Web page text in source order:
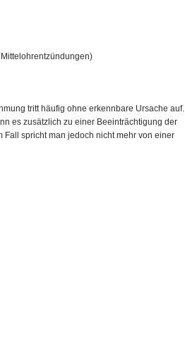
tritt häufig ohne erkennbare Ursache auf.
es zusätzlich zu einer Beeinträchtigung der
spricht man jedoch nicht mehr von einer